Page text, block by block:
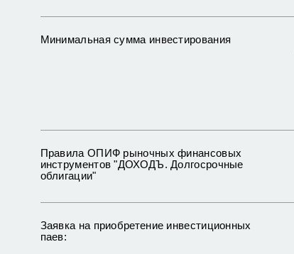
Минимальная сумма инвестирования
Правила ОПИФ рыночных финансовых
инструментов "ДОХОДЪ. Долгосрочные
облигации"
Заявка на приобретение инвестиционных
паев: